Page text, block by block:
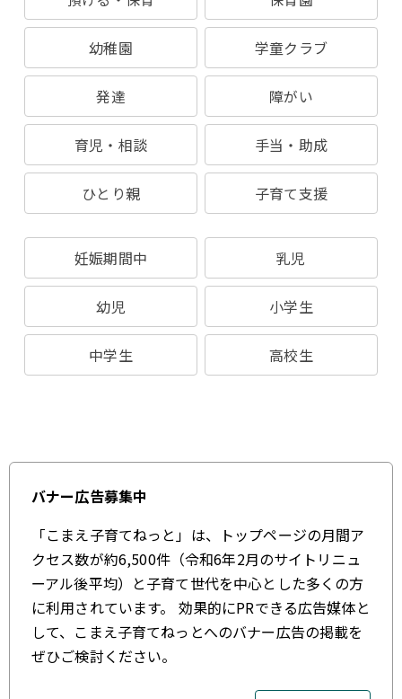
幼稚園 学童クラブ
発達 障がい
育児・相談 手当・助成
ひとり親 子育て支援
妊娠期間中 乳児
幼児 小学生
中学生 高校生
バナー広告募集中
「こまえ子育てねっと」は、トップページの月間ア
クセス数が約6,500件（令和6年2月のサイトリニュ
ーアル後平均）と子育て世代を中心とした多くの方
に利用されています。 効果的にPRできる広告媒体と
して、こまえ子育てねっとへのバナー広告の掲載を
ぜひご検討ください。